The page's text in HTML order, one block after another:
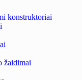
konstruktoriai
žaidimai